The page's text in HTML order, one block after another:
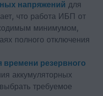
напряжений для
что работа ИБП от
минимумом,
полного отключения
резервного
аккумуляторных
требуемое